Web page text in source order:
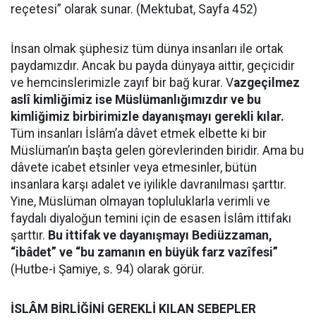
reçetesi” olarak sunar. (Mektubat, Sayfa 452)
İnsan olmak şüphesiz tüm dünya insanları ile ortak
paydamızdır. Ancak bu payda dünyaya aittir, geçicidir
ve hemcinslerimizle zayıf bir bağ kurar. Vazgeçilmez
aslî kimliğimiz ise Müslümanlığımızdır ve bu
kimliğimiz birbirimizle dayanışmayı gerekli kılar.
Tüm insanları İslâm’a dâvet etmek elbette ki bir
Müslüman’ın başta gelen görevlerinden biridir. Ama bu
dâvete icabet etsinler veya etmesinler, bütün
insanlara karşı adalet ve iyilikle davranılması şarttır.
Yine, Müslüman olmayan topluluklarla verimli ve
faydalı diyaloğun temini için de esasen İslâm ittifakı
şarttır. Bu ittifak ve dayanışmayı Bediüzzaman,
“ibâdet” ve “bu zamanın en büyük farz vazîfesi”
(Hutbe-i Şamiye, s. 94) olarak görür.
İSLÂM BİRLİĞİNİ GEREKLİ KILAN SEBEPLER